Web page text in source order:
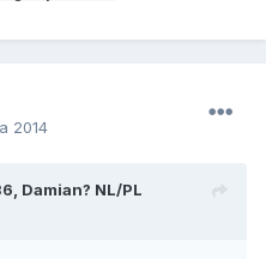
2014
Damian? NL/PL